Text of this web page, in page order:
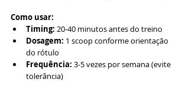
Como usar:
Timing: 20-40 minutos antes do treino
Dosagem: 1 scoop conforme orientação
do rótulo
Frequência: 3-5 vezes por semana (evite
tolerância)